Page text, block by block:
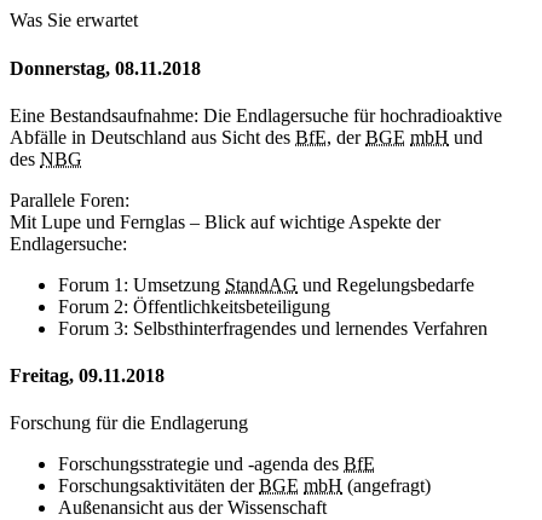
Was Sie erwartet
Donnerstag, 08.11.2018
Eine Bestandsaufnahme: Die Endlagersuche für hochradioaktive
Abfälle in Deutschland aus Sicht des BfE, derBGE mbH und
des NBG
Parallele Foren:
Mit Lupe und Fernglas – Blick auf wichtige Aspekte der
Endlagersuche:
Forum 1: Umsetzung StandAG und Regelungsbedarfe
Forum 2: Öffentlichkeitsbeteiligung
Forum 3: Selbsthinterfragendes und lernendes Verfahren
Freitag, 09.11.2018
Forschung für die Endlagerung
Forschungsstrategie und -agenda des BfE
Forschungsaktivitäten derBGE mbH (angefragt)
Außenansicht aus der Wissenschaft